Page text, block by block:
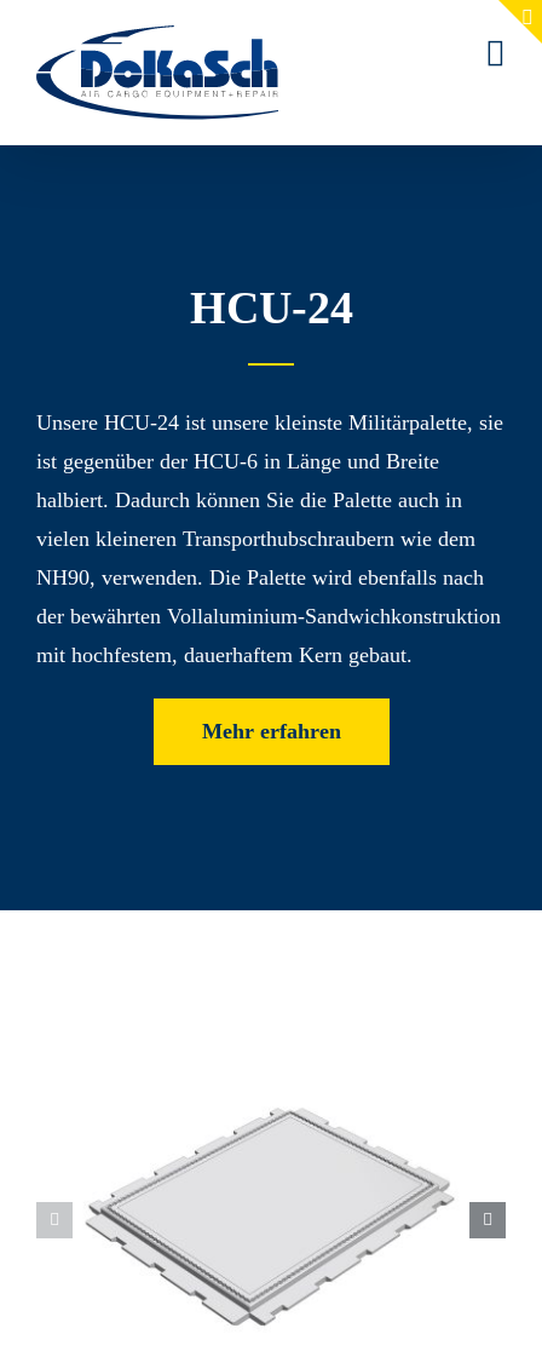
Inhalt
springen
HCU-24
Unsere HCU-24 ist unsere kleinste Militär­palette, sie
ist gegenüber der HCU-6 in Länge und Breite
halbiert. Dadurch können Sie die Palette auch in
vielen kleineren Transport­hubschraubern wie dem
NH90, verwenden. Die Palette wird ebenfalls nach
der bewährten Voll­aluminium-Sandwich­konstruktion
mit hoch­festem, dauer­haftem Kern gebaut.
Mehr erfahren